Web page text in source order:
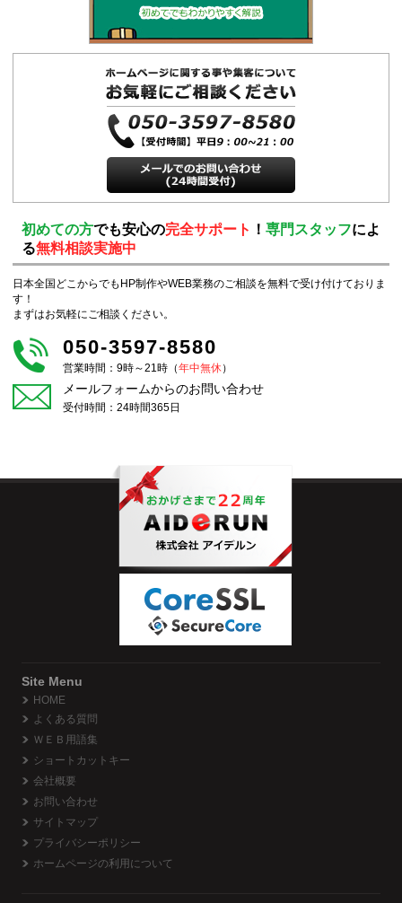
初めての方でも安心の完全サポート ！ 専門スタッフによ
る無料相談実施中
日本全国どこからでもHP制作やWEB業務のご相談を無料で受け付けておりま
す！
まずはお気軽にご相談ください。
050-3597-8580
営業時間：9時～21時（年中無休）
メールフォームからのお問い合わせ
受付時間：24時間365日
Site Menu
HOME
よくある質問
ＷＥＢ用語集
ショートカットキー
会社概要
お問い合わせ
サイトマップ
プライバシーポリシー
ホームページの利用について